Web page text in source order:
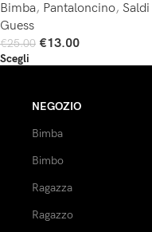
Bimba, Pantaloncino, Saldi
Guess
€25.00 €13.00
Scegli
NEGOZIO
Bimba
Bimbo
Ragazza
Ragazzo